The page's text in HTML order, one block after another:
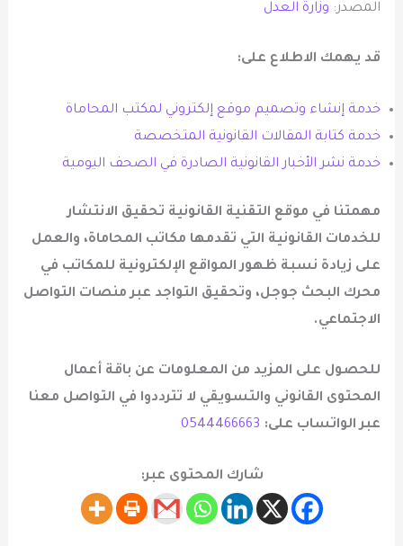
المصدر: وزارة العدل
قد يهمك الاطلاع على:
خدمة إنشاء وتصميم موقع إلكتروني لمكتب المحاماة
خدمة كتابة المقالات القانونية المتخصصة
خدمة نشر الأخبار القانونية الصادرة في الصحف اليومية
مهمتنا في موقع التقنية القانونية تحقيق الانتشار
للخدمات القانونية التي تقدمها مكاتب المحاماة، والعمل
على زيادة نسبة ظهور المواقع الإلكترونية للمكاتب في
محرك البحث جوجل، وتحقيق التواجد عبر منصات التواصل
الاجتماعي.
للحصول على المزيد من المعلومات عن باقة أعمال
المحتوى القانوني والتسويقي لا تترددوا في التواصل معنا
عبر الواتساب على: 0544466663
شارك المحتوى عبر: